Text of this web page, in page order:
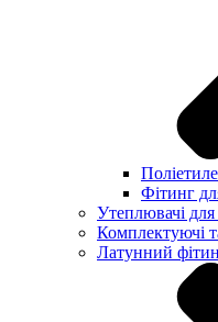
Фітинг
Утеплювачі для
Комплектуючі
Латунний